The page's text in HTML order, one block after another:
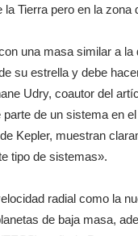
Tierra pero en la zona
una masa similar a
su estrella y debe
Udry, coautor del
de un sistema en
Kepler, muestran
tipo de sistemas».
radial como la
de baja masa,